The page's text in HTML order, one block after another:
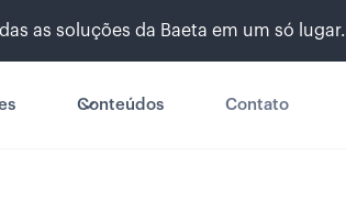
as soluções da Baeta em um só lugar.
Conteúdos Contato